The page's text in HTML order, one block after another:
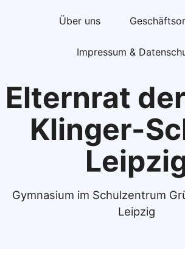
Über uns
Impressum &
Elternrat
Klinger-
Gymnasium im Schulzentrum
Leipzig